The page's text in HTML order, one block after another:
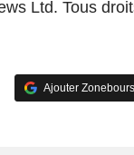
Ltd. Tous
Ajouter